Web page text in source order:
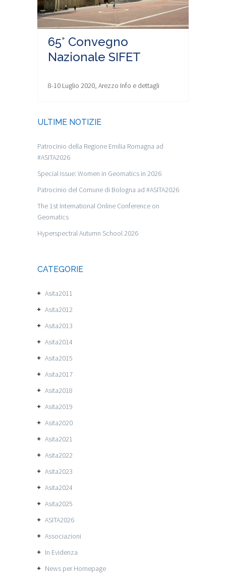
65° Convegno
Nazionale SIFET
8-10 Luglio 2020, Arezzo Info e dettagli
ULTIME NOTIZIE
Patrocinio della Regione Emilia Romagna ad
#ASITA2026
Special Issue: Women in Geomatics in 2026
Patrocinio del Comune di Bologna ad #ASITA2026
The 1st International Online Conference on
Geomatics
Hyperspectral Autumn School 2026
CATEGORIE
Asita2011
Asita2012
Asita2013
Asita2014
Asita2015
Asita2017
Asita2018
Asita2019
Asita2020
Asita2021
Asita2022
Asita2023
Asita2024
Asita2025
ASITA2026
Associazioni
In Evidenza
News per Homepage